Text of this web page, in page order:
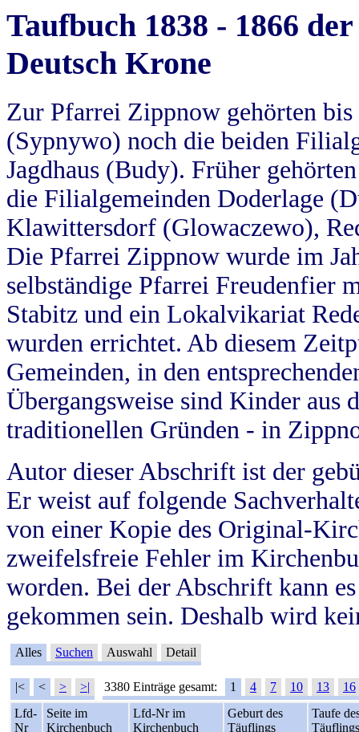
Taufbuch 1838 - 1866
Deutsch Krone
Zur Pfarrei Zippnow gehörten
(Sypnywo) noch die beiden
Jagdhaus (Budy). Früher
die Filialgemeinden Doderlage
Klawittersdorf (Glowaczewo),
Die Pfarrei Zippnow wurde im
selbständige Pfarrei Freudenfier
Stabitz und ein Lokalvikariat
wurden errichtet. Ab diesem
Gemeinden, in den
Übergangsweise sind Kinder aus
traditionellen Gründen - in
Autor dieser Abschrift ist der
Er weist auf folgende
von einer Kopie des Original-
zweifelsfreie Fehler im
worden. Bei der Abschrift kann
gekommen sein. Deshalb wird
Alles Suchen Auswahl Detail
|< < > >| 3380 Einträge gesamt: 1 4 7 10 13
16
Lfd-
Nr
Seite im
Kirchenbuch
Lfd-Nr im
Kirchenbuch
Geburt des
Täuflings
Taufe
Täuflings